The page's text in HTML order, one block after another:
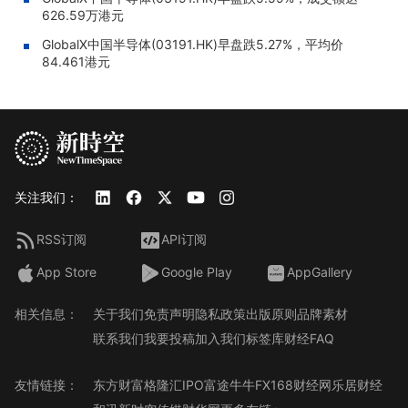
626.59万港元
GlobalX中国半导体(03191.HK)早盘跌5.27%，平均价
84.461港元
关注我们：
RSS订阅 API订阅
App Store Google Play AppGallery
相关信息： 关于我们免责声明隐私政策出版原则品牌素材
联系我们我要投稿加入我们标签库财经FAQ
友情链接： 东方财富格隆汇IPO富途牛牛FX168财经网乐居财经